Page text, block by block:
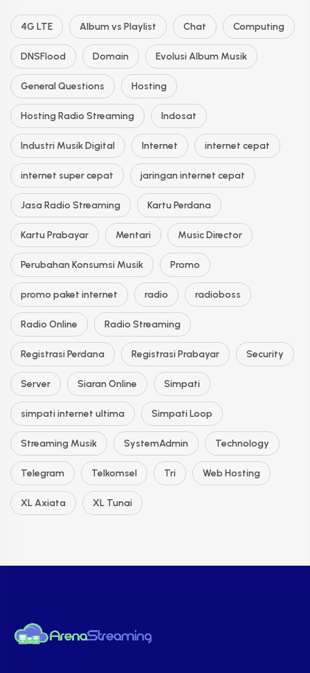
4G LTE Album vs Playlist Chat Computing
DNSFlood Domain Evolusi Album Musik
General Questions Hosting
Hosting Radio Streaming Indosat
Industri Musik Digital Internet internet cepat
internet super cepat jaringan internet cepat
Jasa Radio Streaming Kartu Perdana
Kartu Prabayar Mentari Music Director
Perubahan Konsumsi Musik Promo
promo paket internet radio radioboss
Radio Online Radio Streaming
Registrasi Perdana Registrasi Prabayar Security
Server Siaran Online Simpati
simpati internet ultima Simpati Loop
Streaming Musik SystemAdmin Technology
Telegram Telkomsel Tri Web Hosting
XL Axiata XL Tunai